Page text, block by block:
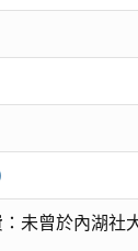
曾於內湖社